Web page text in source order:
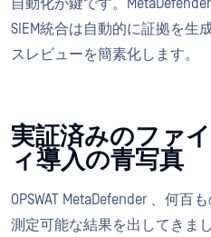
自動化が鍵です。
SIEM統合は自動的に証拠を生
スレビューを簡素化します。
実証済みのファ
ィ導入の青写真
OPSWAT MetaDefender 、何
測定可能な結果を出してきま